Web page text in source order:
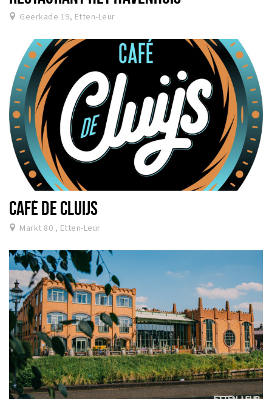
Geerkade 19, Etten-Leur
CAFÉ DE CLUIJS
Markt 80 , Etten-Leur